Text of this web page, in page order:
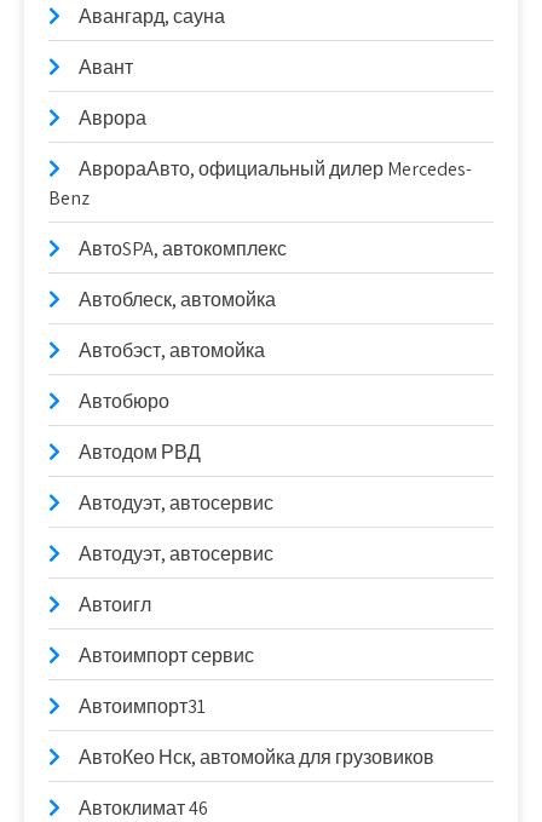
Авангард, сауна
Авант
Аврора
АврораАвто, официальный дилер Mercedes-
Benz
АвтоSPA, автокомплекс
Автоблеск, автомойка
Автобэст, автомойка
Автобюро
Автодом РВД
Автодуэт, автосервис
Автодуэт, автосервис
Автоигл
Автоимпорт сервис
Автоимпорт31
АвтоКео Нск, автомойка для грузовиков
Автоклимат 46